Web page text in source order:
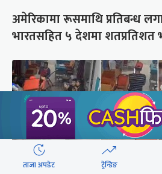
अमेरिकामा रूसमाथि प्रतिबन्ध
भारतसहित ५ देशमा शतप्रतिशत
ताजा अपडेट ट्रेन्डिङ